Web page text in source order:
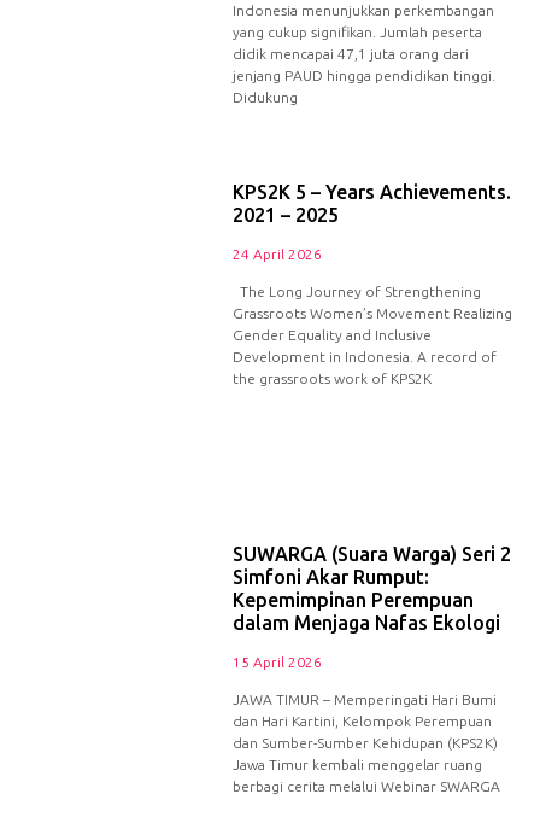
Indonesia menunjukkan perkembangan
yang cukup signifikan. Jumlah peserta
didik mencapai 47,1 juta orang dari
jenjang PAUD hingga pendidikan tinggi.
Didukung
KPS2K 5 – Years Achievements.
2021 – 2025
24 April 2026
The Long Journey of Strengthening
Grassroots Women’s Movement Realizing
Gender Equality and Inclusive
Development in Indonesia. A record of
the grassroots work of KPS2K
SUWARGA (Suara Warga) Seri 2
Simfoni Akar Rumput:
Kepemimpinan Perempuan
dalam Menjaga Nafas Ekologi
15 April 2026
JAWA TIMUR – Memperingati Hari Bumi
dan Hari Kartini, Kelompok Perempuan
dan Sumber-Sumber Kehidupan (KPS2K)
Jawa Timur kembali menggelar ruang
berbagi cerita melalui Webinar SWARGA